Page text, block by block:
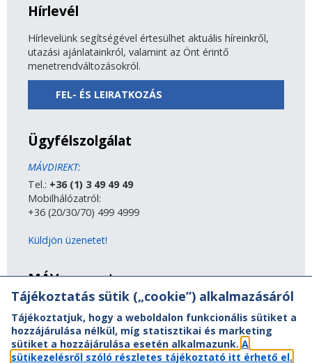
Hírlevél
Hírlevelünk segítségével értesülhet aktuális híreinkről,
utazási ajánlatainkról, valamint az Önt érintő
menetrendváltozásokról.
FEL- ÉS LEIRATKOZÁS
Ügyfélszolgálat
MÁVDIREKT:
Tel.: +36 (1) 3 49 49 49
Mobilhálózatról:
+36 (20/30/70) 499 4999
Küldjön üzenetet!
MÁV-csoport
A MÁV-csoport tagjai
Jogi útmutatás
Adatvédelem
Kapcsolat
Tájékoztatás sütik („cookie”) alkalmazásáról
Tájékoztatjuk, hogy a weboldalon funkcionális sütiket a
hozzájárulása nélkül, míg statisztikai és marketing
sütiket a hozzájárulása esetén alkalmazunk. A
sütikezelésről szóló részletes tájékoztató itt érhető el.